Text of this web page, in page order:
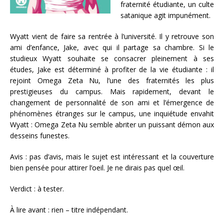
fraternité étudiante, un culte
satanique agit impunément.
Wyatt vient de faire sa rentrée à l’université. Il y retrouve son
ami d’enfance, Jake, avec qui il partage sa chambre. Si le
studieux Wyatt souhaite se consacrer pleinement à ses
études, Jake est déterminé à profiter de la vie étudiante : il
rejoint Omega Zeta Nu, l’une des fraternités les plus
prestigieuses du campus. Mais rapidement, devant le
changement de personnalité de son ami et l’émergence de
phénomènes étranges sur le campus, une inquiétude envahit
Wyatt : Omega Zeta Nu semble abriter un puissant démon aux
desseins funestes.
Avis : pas d’avis, mais le sujet est intéressant et la couverture
bien pensée pour attirer l’oeil. Je ne dirais pas quel œil.
Verdict : à tester.
À lire avant : rien – titre indépendant.